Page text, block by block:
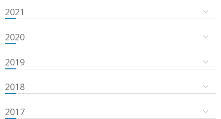
2021
2020
2019
2018
2017